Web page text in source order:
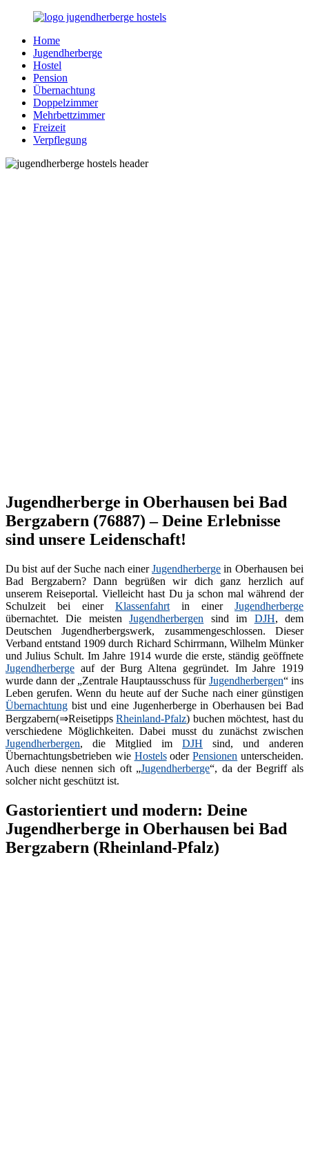
Zurück
Inhalt
Jugendherberge-
Hostels.de
Reisen
junge
jung
gebliebene
Menschen
Home
Jugendherberge
Hostel
Pension
Übernachtung
Doppelzimmer
Mehrbettzimmer
Freizeit
Verpflegung
Jugendherberge in Oberhausen bei Bad
Bergzabern (76887) – Deine Erlebnisse
sind unsere Leidenschaft!
Du bist auf der Suche nach einerJugendherberge in Oberhausen bei
Bad Bergzabern? Dann begrüßen wir dich ganz herzlich auf
unserem Reiseportal. Vielleicht hast Du ja schon mal während der
Schulzeit bei einer Klassenfahrt in einer Jugendherberge
übernachtet. Die meistenJugendherbergen sind im DJH, dem
Deutschen Jugendherbergswerk, zusammengeschlossen. Dieser
Verband entstand 1909 durch Richard Schirrmann, Wilhelm Münker
und Julius Schult. Im Jahre 1914 wurde die erste, ständig geöffnete
Jugendherberge auf der Burg Altena gegründet. Im Jahre 1919
wurde dann der „Zentrale Hauptausschuss für Jugendherbergen“ ins
Leben gerufen. Wenn du heute auf der Suche nach einer günstigen
Übernachtung bist und eine Jugenherberge in Oberhausen bei Bad
Bergzabern(⇒ReisetippsRheinland-Pfalz) buchen möchtest, hast du
verschiedene Möglichkeiten. Dabei musst du zunächst zwischen
Jugendherbergen, die Mitglied im DJH sind, und anderen
Übernachtungsbetrieben wie HostelsoderPensionen unterscheiden.
Auch diese nennen sich oft „Jugendherberge“, da der Begriff als
solcher nicht geschützt ist.
Gastorientiert und modern: Deine
Jugendherberge in Oberhausen bei Bad
Bergzabern (Rheinland-Pfalz)